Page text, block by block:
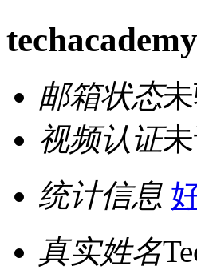
邮箱状态
视频认证
统计信息
真实姓名